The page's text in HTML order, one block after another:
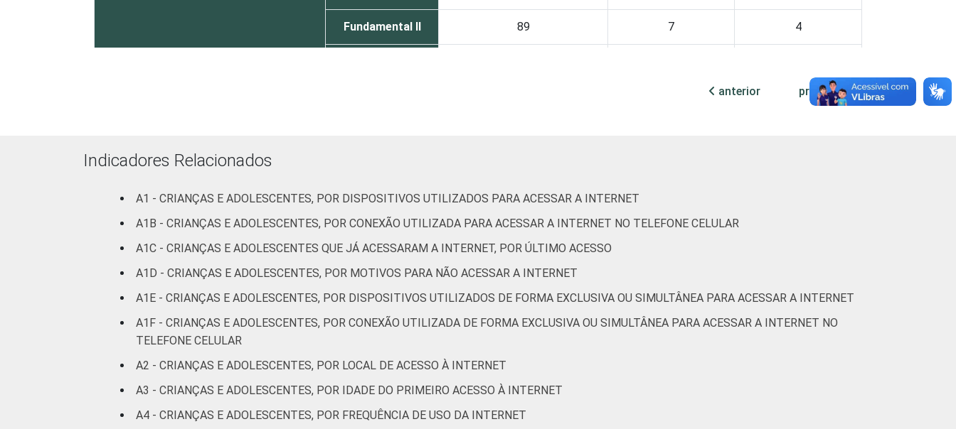
Fundamental II 89 7 4
13
De 15 a 17 anos 96
Mais de 1 SM até
89
Mais de 2 SM até
95 4 1
Não tem renda 82
anterior próxima
Indicadores Relacionados
A1 - CRIANÇAS E ADOLESCENTES, POR DISPOSITIVOS UTILIZADOS PARA ACESSAR A INTERNET
A1B - CRIANÇAS E ADOLESCENTES, POR CONEXÃO UTILIZADA PARA ACESSAR A INTERNET NO TELEFONE CELULAR
A1C - CRIANÇAS E ADOLESCENTES QUE JÁ ACESSARAM A INTERNET, POR ÚLTIMO ACESSO
A1D - CRIANÇAS E ADOLESCENTES, POR MOTIVOS PARA NÃO ACESSAR A INTERNET
A1E - CRIANÇAS E ADOLESCENTES, POR DISPOSITIVOS UTILIZADOS DE FORMA EXCLUSIVA OU SIMULTÂNEA PARA ACESSAR A INTERNET
A1F - CRIANÇAS E ADOLESCENTES, POR CONEXÃO UTILIZADA DE FORMA EXCLUSIVA OU SIMULTÂNEA PARA ACESSAR A INTERNET NO
TELEFONE CELULAR
A2 - CRIANÇAS E ADOLESCENTES, POR LOCAL DE ACESSO À INTERNET
A3 - CRIANÇAS E ADOLESCENTES, POR IDADE DO PRIMEIRO ACESSO À INTERNET
A4 - CRIANÇAS E ADOLESCENTES, POR FREQUÊNCIA DE USO DA INTERNET